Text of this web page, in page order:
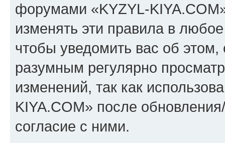
форумами «KYZYL-
изменять эти правила в
чтобы уведомить вас об
разумным регулярно
изменений, так как
KIYA.COM» после
согласие с ними.